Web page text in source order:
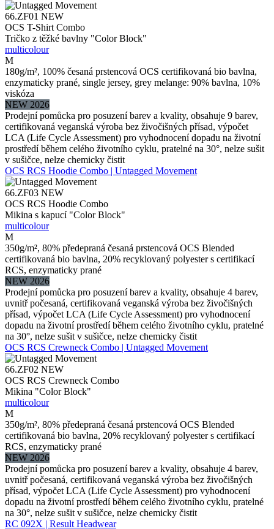
66.ZF01 NEW
OCS T-Shirt Combo
Tričko z těžké bavlny "Color Block"
multicolour
M
180g/m², 100% česaná prstencová OCS certifikovaná bio bavlna,
enzymaticky prané, single jersey, grey melange: 90% bavlna, 10%
viskóza
NEW 2026
Prodejní pomůcka pro posuzení barev a kvality, obsahuje 9 barev,
certifikovaná veganská výroba bez živočišných přísad, výpočet
LCA (Life Cycle Assessment) pro vyhodnocení dopadu na životní
prostředí během celého životního cyklu, pratelné na 30°, nelze sušit
v sušičce, nelze chemicky čistit
OCS RCS Hoodie Combo | Untagged Movement
66.ZF03 NEW
OCS RCS Hoodie Combo
Mikina s kapucí "Color Block"
multicolour
M
350g/m², 80% předepraná česaná prstencová OCS Blended
certifikovaná bio bavlna, 20% recyklovaný polyester s certifikací
RCS, enzymaticky prané
NEW 2026
Prodejní pomůcka pro posuzení barev a kvality, obsahuje 4 barev,
uvnitř počesaná, certifikovaná veganská výroba bez živočišných
přísad, výpočet LCA (Life Cycle Assessment) pro vyhodnocení
dopadu na životní prostředí během celého životního cyklu, pratelné
na 30°, nelze sušit v sušičce, nelze chemicky čistit
OCS RCS Crewneck Combo | Untagged Movement
66.ZF02 NEW
OCS RCS Crewneck Combo
Mikina "Color Block"
multicolour
M
350g/m², 80% předepraná česaná prstencová OCS Blended
certifikovaná bio bavlna, 20% recyklovaný polyester s certifikací
RCS, enzymaticky prané
NEW 2026
Prodejní pomůcka pro posuzení barev a kvality, obsahuje 4 barev,
uvnitř počesaná, certifikovaná veganská výroba bez živočišných
přísad, výpočet LCA (Life Cycle Assessment) pro vyhodnocení
dopadu na životní prostředí během celého životního cyklu, pratelné
na 30°, nelze sušit v sušičce, nelze chemicky čistit
RC 092X | Result Headwear